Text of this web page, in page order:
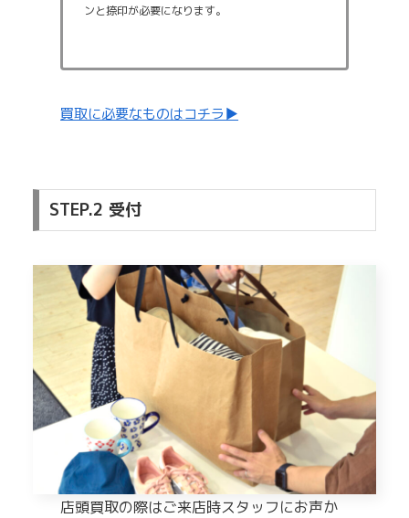
ンと捺印が必要になります。
買取に必要なものはコチラ▶
STEP.2 受付
店頭買取の際はご来店時スタッフにお声か